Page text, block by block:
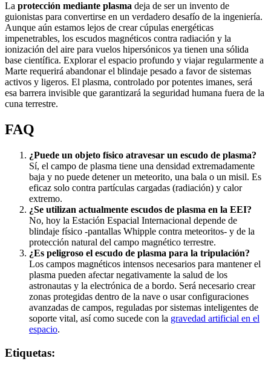
La protección mediante plasma deja de ser un invento de
guionistas para convertirse en un verdadero desafío de la ingeniería.
Aunque aún estamos lejos de crear cúpulas energéticas
impenetrables, los escudos magnéticos contra radiación y la
ionización del aire para vuelos hipersónicos ya tienen una sólida
base científica. Explorar el espacio profundo y viajar regularmente a
Marte requerirá abandonar el blindaje pesado a favor de sistemas
activos y ligeros. El plasma, controlado por potentes imanes, será
esa barrera invisible que garantizará la seguridad humana fuera de la
cuna terrestre.
FAQ
¿Puede un objeto físico atravesar un escudo de plasma?
Sí, el campo de plasma tiene una densidad extremadamente
baja y no puede detener un meteorito, una bala o un misil. Es
eficaz solo contra partículas cargadas (radiación) y calor
extremo.
¿Se utilizan actualmente escudos de plasma en la EEI?
No, hoy la Estación Espacial Internacional depende de
blindaje físico -pantallas Whipple contra meteoritos- y de la
protección natural del campo magnético terrestre.
¿Es peligroso el escudo de plasma para la tripulación?
Los campos magnéticos intensos necesarios para mantener el
plasma pueden afectar negativamente la salud de los
astronautas y la electrónica de a bordo. Será necesario crear
zonas protegidas dentro de la nave o usar configuraciones
avanzadas de campos, reguladas por sistemas inteligentes de
soporte vital, así como sucede con la gravedad artificial en el
espacio.
Etiquetas: